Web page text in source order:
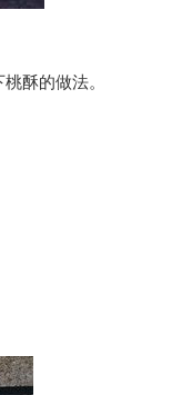
酥的做法。